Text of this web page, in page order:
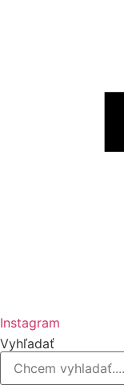
Instagram
Vyhľadať